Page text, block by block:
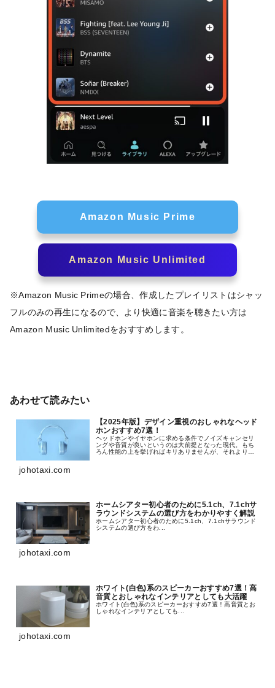
Amazon Music Prime
Amazon Music Unlimited
※Amazon Music Primeの場合、作成したプレイリストはシャッ
フルのみの再生になるので、より快適に音楽を聴きたい方は
Amazon Music Unlimitedをおすすめします。
あわせて読みたい
【2025年版】デザイン重視のおしゃれなヘッド
ホンおすすめ7選！
ヘッドホンやイヤホンに求める条件でノイズキャンセリ
ングや音質が良いというのは大前提となった現代。もち
ろん性能の上を挙げればキリありませんが、それよりも
johotaxi.com
ホームシアター初心者のために5.1ch、7.1chサ
ラウンドシステムの選び方をわかりやすく解説
ホームシアター初心者のために5.1ch、7.1chサラウンド
システムの選び方をわ...
johotaxi.com
ホワイト(白色)系のスピーカーおすすめ7選！高
音質とおしゃれなインテリアとしても大活躍
ホワイト(白色)系のスピーカーおすすめ7選！高音質とお
しゃれなインテリアとしても...
johotaxi.com